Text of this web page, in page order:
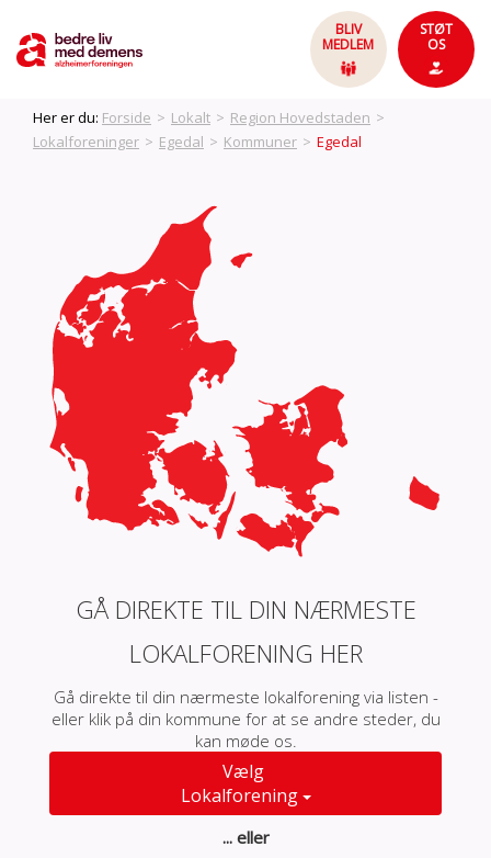
BLIV
MEDLEM
STØT
OS
Her er du: Forside > Lokalt > Region Hovedstaden >
Lokalforeninger > Egedal > Kommuner > Egedal
GÅ DIREKTE TIL DIN NÆRMESTE
LOKALFORENING HER
Gå direkte til din nærmeste lokalforening via listen -
eller klik på din kommune for at se andre steder, du
kan møde os.
Vælg
Lokalforening
... eller